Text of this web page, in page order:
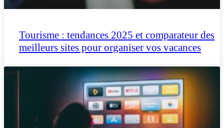
Tourisme : tendances 2025 et comparateur des
meilleurs sites pour organiser vos vacances